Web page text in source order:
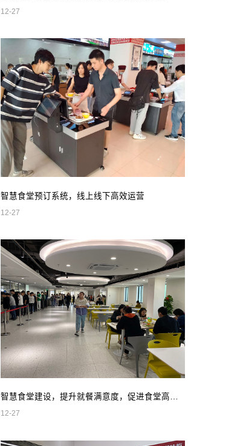
12-27
智慧食堂预订系统，线上线下高效运营
12-27
智慧食堂建设，提升就餐满意度，促进食堂高效管理
12-27